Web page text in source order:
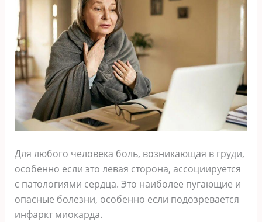
Для любого человека боль, возникающая в груди,
особенно если это левая сторона, ассоциируется
с патологиями сердца. Это наиболее пугающие и
опасные болезни, особенно если подозревается
инфаркт миокарда.